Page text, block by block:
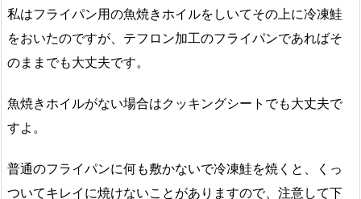
私はフライパン用の魚焼きホイルをしいてその上に冷凍鮭
をおいたのですが、テフロン加工のフライパンであればそ
のままでも大丈夫です。
魚焼きホイルがない場合はクッキングシートでも大丈夫で
すよ。
普通のフライパンに何も敷かないで冷凍鮭を焼くと、くっ
ついてキレイに焼けないことがありますので、注意して下